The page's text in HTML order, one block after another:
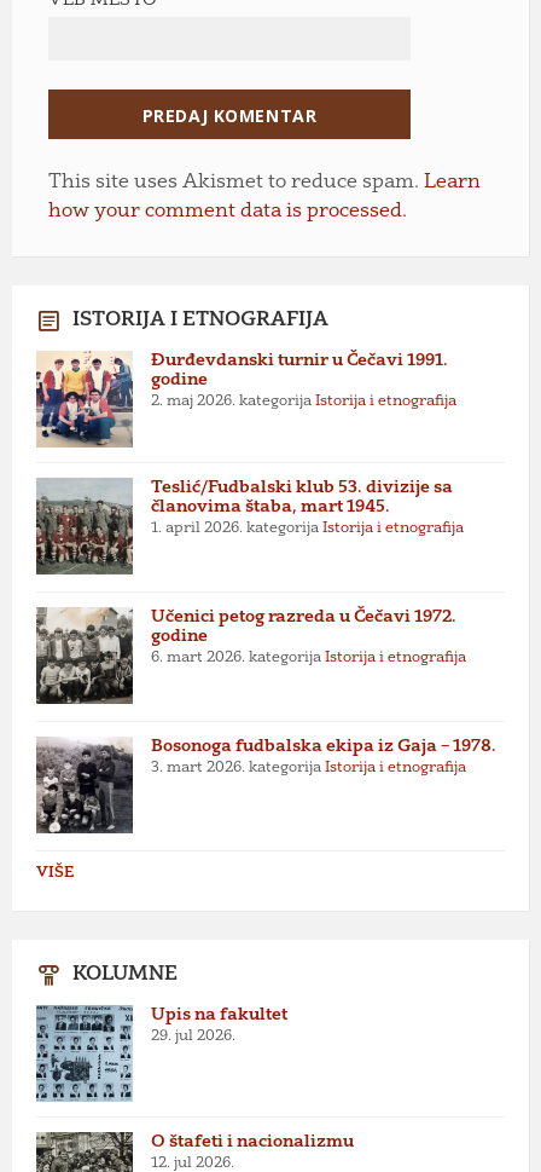
This site uses Akismet to reduce spam. Learn
how your comment data is processed.
ISTORIJA I ETNOGRAFIJA
Đurđevdanski turnir u Čečavi 1991.
godine
2. maj 2026. kategorija Istorija i etnografija
Teslić/Fudbalski klub 53. divizije sa
članovima štaba, mart 1945.
1. april 2026. kategorija Istorija i etnografija
Učenici petog razreda u Čečavi 1972.
godine
6. mart 2026. kategorija Istorija i etnografija
Bosonoga fudbalska ekipa iz Gaja – 1978.
3. mart 2026. kategorija Istorija i etnografija
VIŠE
KOLUMNE
Upis na fakultet
29. jul 2026.
O štafeti i nacionalizmu
12. jul 2026.